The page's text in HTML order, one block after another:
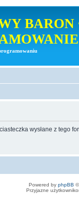
BARON
wysłane z tego
Powered by phpBB
Przyjazne